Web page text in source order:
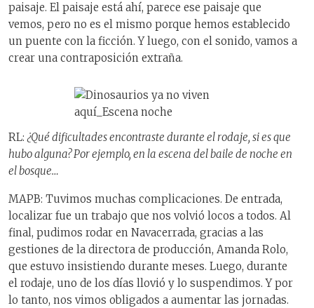
paisaje. El paisaje está ahí, parece ese paisaje que
vemos, pero no es el mismo porque hemos establecido
un puente con la ficción. Y luego, con el sonido, vamos a
crear una contraposición extraña.
RL:¿Qué dificultades encontraste durante el rodaje, si es que
hubo alguna? Por ejemplo, en la escena del baile de noche en
el bosque…
MAPB: Tuvimos muchas complicaciones. De entrada,
localizar fue un trabajo que nos volvió locos a todos. Al
final, pudimos rodar en Navacerrada, gracias a las
gestiones de la directora de producción, Amanda Rolo,
que estuvo insistiendo durante meses. Luego, durante
el rodaje, uno de los días llovió y lo suspendimos. Y por
lo tanto, nos vimos obligados a aumentar las jornadas.